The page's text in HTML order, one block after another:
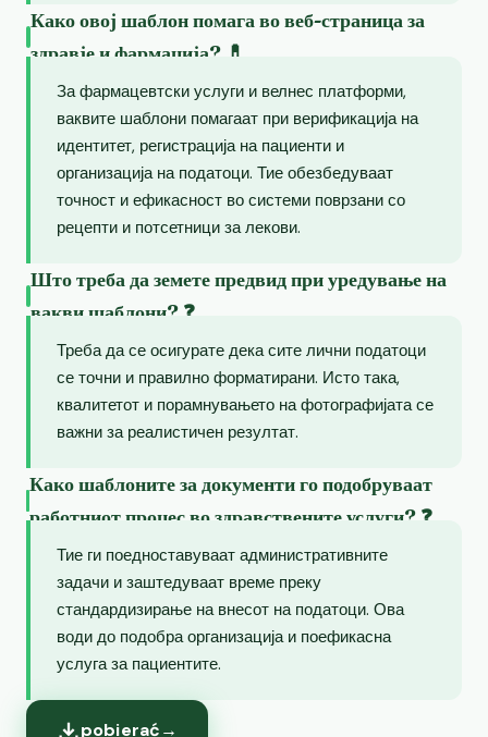
Како овој шаблон помага во веб-страница за
здравје и фармација? 💊
За фармацевтски услуги и велнес платформи,
ваквите шаблони помагаат при верификација на
идентитет, регистрација на пациенти и
организација на податоци. Тие обезбедуваат
точност и ефикасност во системи поврзани со
рецепти и потсетници за лекови.
Што треба да земете предвид при уредување на
вакви шаблони? ❓
Треба да се осигурате дека сите лични податоци
се точни и правилно форматирани. Исто така,
квалитетот и порамнувањето на фотографијата се
важни за реалистичен резултат.
Како шаблоните за документи го подобруваат
работниот процес во здравствените услуги? ❓
Тие ги поедноставуваат административните
задачи и заштедуваат време преку
стандардизирање на внесот на податоци. Ова
води до подобра организација и поефикасна
услуга за пациентите.
pobierać→